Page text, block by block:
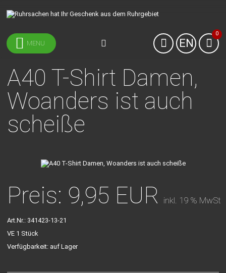
MENU EN
0
A40 T-Shirt Damen,
Woanders ist auch
scheiße
Preis: 9,95 EUR inkl. 19 % MwSt
Art.Nr.: 341423-13-21
VE 1 Stück
Verfügbarkeit: auf Lager